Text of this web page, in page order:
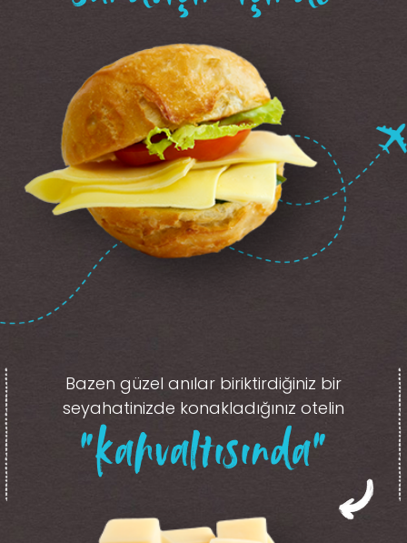
Bazen güzel anılar biriktirdiğiniz bir
seyahatinizde konakladığınız otelin
“kahvaltısında”